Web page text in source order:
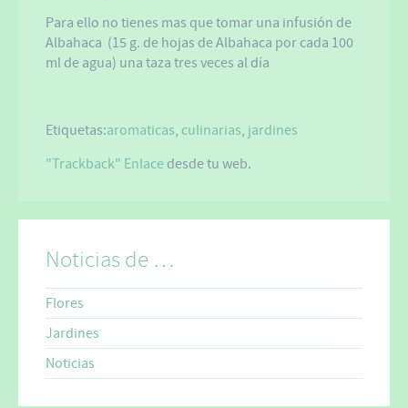
Para ello no tienes mas que tomar una infusión de
Albahaca (15 g. de hojas de Albahaca por cada 100
ml de agua) una taza tres veces al día
Etiquetas:aromaticas, culinarias, jardines
"Trackback" Enlace desde tu web.
Noticias de …
Flores
Jardines
Noticias